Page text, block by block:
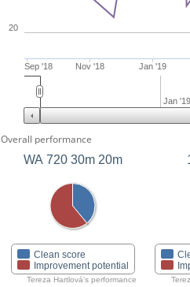
Sep '18 Nov '18 Jan '19
20
Jan '19
Overall performance
WA 720 30m 20m
Clean score
Improvement potential
Tereza Hartlová's performance